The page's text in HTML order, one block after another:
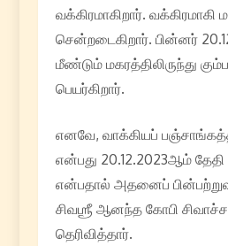
வக்கிரமாகிறார். வக்கிரமாகி
சென்றடைகிறார். பின்னர்
மீண்டும் மகரத்திலிருந்து
பெயர்கிறார்.
எனவே, வாக்கியப்
என்பது 20.12.2023ஆம் தேதி
என்பதால் அதனைப்
சிவஶ்ரீ ஆனந்த கோபி
தெரிவித்தார்.